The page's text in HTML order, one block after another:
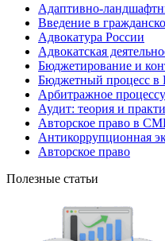
Адаптивно-
Введение в
Адвокатура России
Адвокатская
Бюджетирование и
Бюджетный процесс в
Арбитражное
Аудит: теория и
Авторское право в
Антикоррупционная
Авторское право
Полезные статьи